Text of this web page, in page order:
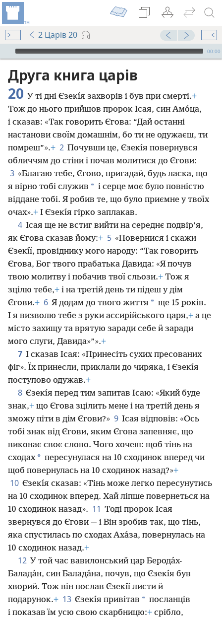
2 Царів 20
Audio Player
00:00
Друга книга царів
20 У ті дні Єзекı́я захворів і був при смерті.+
Тож до нього прийшов пророк Ісая, син Амо́ца,
і сказав: «Так говорить Єгова: “Дай останні
настанови своїм домашнім, бо ти не одужаєш, ти
помреш”».+ 2 Почувши це, Єзекı́я повернувся
обличчям до стіни і почав молитися до Єгови:
3 «Благаю тебе, Єгово, пригадай, будь ласка, що
я вірно тобі служив * і серце моє було повністю
віддане тобі. Я робив те, що було приємне у твоїх
очах».+ І Єзекı́я гірко заплакав.
4 Ісая ще не встиг вийти на середнє подвір’я,
як Єгова сказав йому:+ 5 «Повернися і скажи
Єзекı́ї, провіднику мого народу: “Так говорить
Єгова, Бог твого прабатька Давида: «Я почув
твою молитву і побачив твої сльози.+ Тож я
зцілю тебе,+ і на третій день ти підеш у дім
Єгови.+ 6 Я додам до твого життя * ще 15 років.
І я визволю тебе з руки ассирійського царя,+ а це
місто захищу та врятую заради себе й заради
мого слуги, Давида»”».+
7 І сказав Ісая: «Принесіть сухих пресованих
фіг». Їх принесли, приклали до чиряка, і Єзекı́я
поступово одужав.+
8 Єзекı́я перед тим запитав Ісаю: «Який буде
знак,+ що Єгова зцілить мене і на третій день я
зможу піти в дім Єгови?» 9 Ісая відповів: «Ось
тобі знак від Єгови, яким Єгова запевняє, що
виконає своє слово. Чого хочеш: щоб тінь на
сходах * пересунулася на 10 сходинок вперед чи
щоб повернулась на 10 сходинок назад?»+
10 Єзекı́я сказав: «Тінь може легко пересунутись
на 10 сходинок вперед. Хай ліпше повернеться на
10 сходинок назад». 11 Тоді пророк Ісая
звернувся до Єгови — і Він зробив так, що тінь,
яка спустилась по сходах Аха́за, повернулась на
10 сходинок назад.+
12 У той час вавилонський цар Берода́х-
Балада́н, син Балада́на, почув, що Єзекı́я був
хворий. Тож він послав Єзекı́ї листи й
подарунок.+ 13 Єзекı́я привітав * посланців
і показав їм усю свою скарбницю:+ срібло,